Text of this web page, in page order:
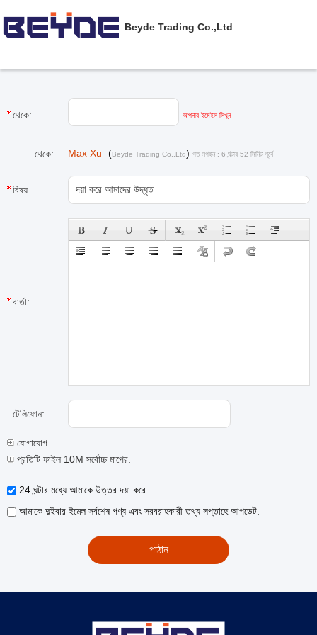
Beyde Trading Co.,Ltd
থেকে: আপনার ইমেইল লিখুন
থেকে: Max Xu (Beyde Trading Co.,Ltd) গত লগইন : 6 ঘন্টার 52 মিনিট পূর্বে
বিষয়:
বার্তা:
টেলিফোন:
যোগাযোগ
প্রতিটি ফাইল 10M সর্বোচ্চ মাপের.
24 ঘন্টার মধ্যে আমাকে উত্তর দয়া করে.
আমাকে দুইবার ইমেল সর্বশেষ পণ্য এবং সরবরাহকারী তথ্য সপ্তাহে আপডেট.